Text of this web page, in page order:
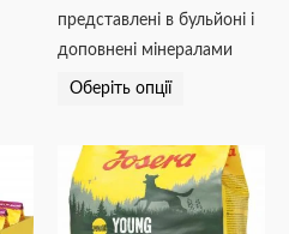
представлені в бульйоні і
доповнені мінералами
Оберіть опції